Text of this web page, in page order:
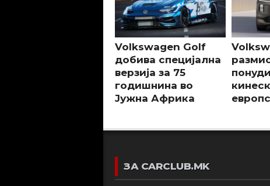
Volkswagen Golf
добива специјална
верзија за 75
годишнина во
Јужна Африка
ЗА CARCLUB.MK